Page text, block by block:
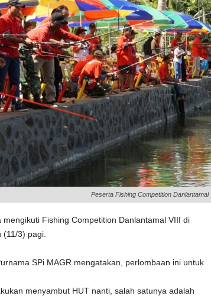
Peserta Fishing Competition Danlantamal
Fishing Competition Danlantamal VIII di
3) pagi.
SPi MAGR mengatakan, perlombaan ini untuk
menyambut HUT nanti, salah satunya adalah